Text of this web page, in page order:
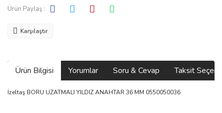
Ürün Paylaş :
Karşılaştır
Ürün Bilgisi Yorumlar Soru & Cevap Taksit
İzeltaş BORU UZATMALI YILDIZ ANAHTAR 36 MM 0550050036